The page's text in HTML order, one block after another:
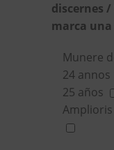
discernes /
marca una
Munere
24
25 años